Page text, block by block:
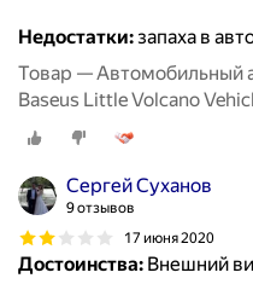
Недостатки:запаха в
Товар — Автомобильный
Baseus Little Volcano
Серебристый
Сергей Суханов
9 отзывов
17 июня 2020
Достоинства: Внешний